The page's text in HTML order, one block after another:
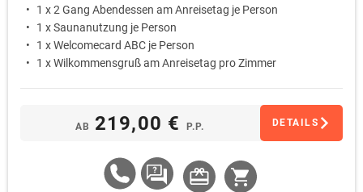
1 x 2 Gang Abendessen am Anreisetag je Person
1 x Saunanutzung je Person
1 x Welcomecard ABC je Person
1 x Wilkommensgruß am Anreisetag pro Zimmer
AB 219,00 € P.P. DETAILS